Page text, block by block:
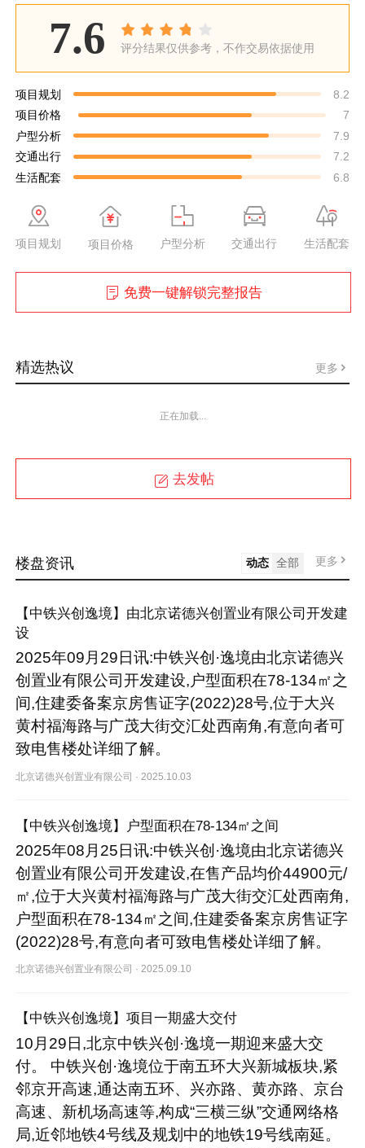
7.6 评分结果仅供参考，不作交易依据使用
项目规划
8.2
项目价格
7
户型分析
7.9
交通出行
7.2
生活配套
6.8
项目规划 项目价格 户型分析 交通出行 生活配套
免费一键解锁完整报告
精选热议 更多
正在加载...
去发帖
楼盘资讯 动态 全部 更多
【中铁兴创逸境】由北京诺德兴创置业有限公司开发建
设
2025年09月29日讯:中铁兴创·逸境由北京诺德兴
创置业有限公司开发建设,户型面积在78-134㎡之
间,住建委备案京房售证字(2022)28号,位于大兴
黄村福海路与广茂大街交汇处西南角,有意向者可
致电售楼处详细了解。
北京诺德兴创置业有限公司 · 2025.10.03
【中铁兴创逸境】户型面积在78-134㎡之间
2025年08月25日讯:中铁兴创·逸境由北京诺德兴
创置业有限公司开发建设,在售产品均价44900元/
㎡,位于大兴黄村福海路与广茂大街交汇处西南角,
户型面积在78-134㎡之间,住建委备案京房售证字
(2022)28号,有意向者可致电售楼处详细了解。
北京诺德兴创置业有限公司 ·2025.09.10
【中铁兴创逸境】项目一期盛大交付
10月29日,北京中铁兴创·逸境一期迎来盛大交
付。 中铁兴创·逸境位于南五环大兴新城板块,紧
邻京开高速,通达南五环、兴亦路、黄亦路、京台
高速、新机场高速等,构成“三横三纵”交通网络格
局,近邻地铁4号线及规划中的地铁19号线南延。